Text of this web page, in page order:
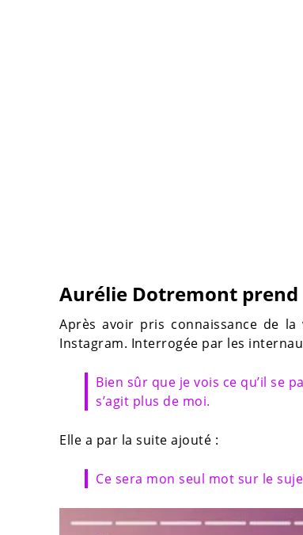
Aurélie Dotremont
Après avoir pris connaissance de
Instagram. Interrogée par les
Bien sûr que je vois ce qu’il se
s’agit plus de moi.
Elle a par la suite ajouté :
Ce sera mon seul mot sur le